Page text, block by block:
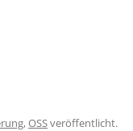
,OSSveröffentlicht.